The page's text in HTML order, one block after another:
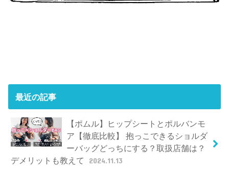
最近の記事
【ポムル】ヒップシートとポルバンモ
ア【徹底比較】 抱っこできるショルダ
ーバッグどっちにする？取扱店舗は？
デメリットも教えて
2024.11.13